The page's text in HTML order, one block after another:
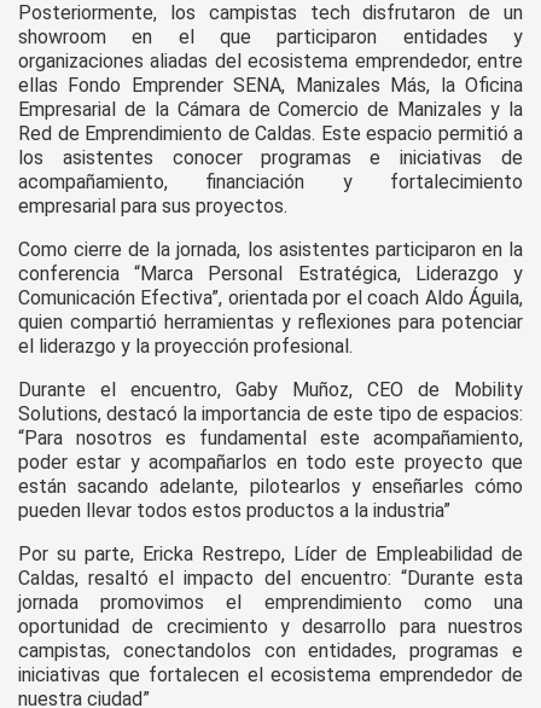
Posteriormente, los campistas tech disfrutaron de un
showroom en el que participaron entidades y
organizaciones aliadas del ecosistema emprendedor, entre
ellas Fondo Emprender SENA, Manizales Más, la Oficina
Empresarial de la Cámara de Comercio de Manizales y la
Red de Emprendimiento de Caldas. Este espacio permitió a
los asistentes conocer programas e iniciativas de
acompañamiento, financiación y fortalecimiento
empresarial para sus proyectos.
Como cierre de la jornada, los asistentes participaron en la
conferencia “Marca Personal Estratégica, Liderazgo y
Comunicación Efectiva”, orientada por el coach Aldo Águila,
quien compartió herramientas y reflexiones para potenciar
el liderazgo y la proyección profesional.
Durante el encuentro, Gaby Muñoz, CEO de Mobility
Solutions, destacó la importancia de este tipo de espacios:
“Para nosotros es fundamental este acompañamiento,
poder estar y acompañarlos en todo este proyecto que
están sacando adelante, pilotearlos y enseñarles cómo
pueden llevar todos estos productos a la industria”
Por su parte, Ericka Restrepo, Líder de Empleabilidad de
Caldas, resaltó el impacto del encuentro: “Durante esta
jornada promovimos el emprendimiento como una
oportunidad de crecimiento y desarrollo para nuestros
campistas, conectandolos con entidades, programas e
iniciativas que fortalecen el ecosistema emprendedor de
nuestra ciudad”